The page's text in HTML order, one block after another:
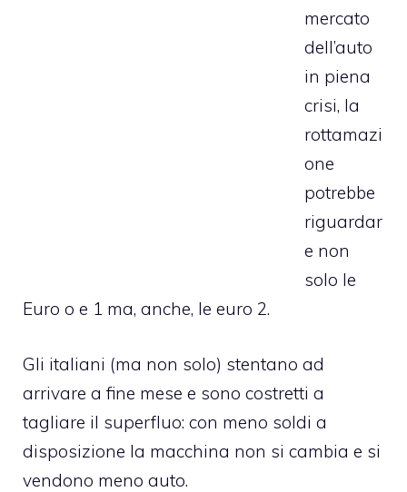
mercato
dell’auto
in piena
crisi, la
rottamazi
one
potrebbe
riguardar
e non
solo le
Euro o e 1 ma, anche, le euro 2.
Gli italiani (ma non solo) stentano ad
arrivare a fine mese e sono costretti a
tagliare il superfluo: con meno soldi a
disposizione la macchina non si cambia e si
vendono meno auto.